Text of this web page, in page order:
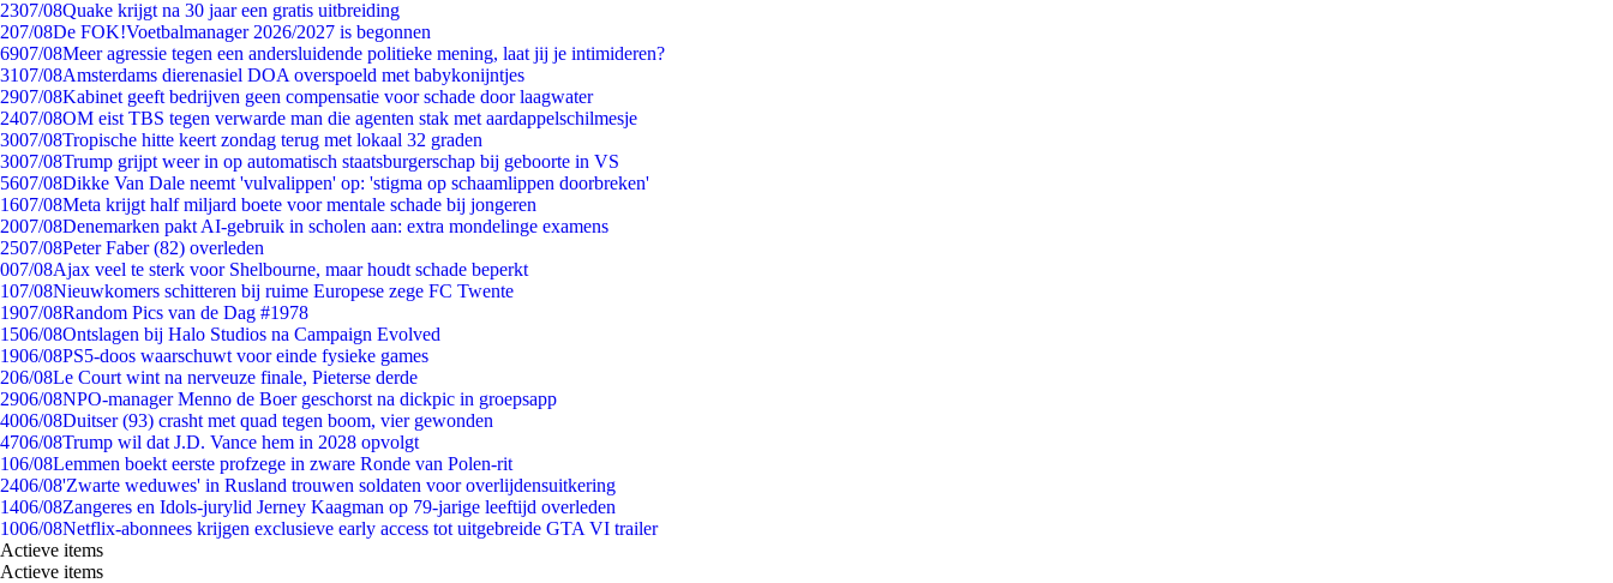
2307/08Quake krijgt na 30 jaar een gratis uitbreiding
207/08De FOK!Voetbalmanager 2026/2027 is begonnen
6907/08Meer agressie tegen een andersluidende politieke mening, laat jij je intimideren?
3107/08Amsterdams dierenasiel DOA overspoeld met babykonijntjes
2907/08Kabinet geeft bedrijven geen compensatie voor schade door laagwater
2407/08OM eist TBS tegen verwarde man die agenten stak met aardappelschilmesje
3007/08Tropische hitte keert zondag terug met lokaal 32 graden
3007/08Trump grijpt weer in op automatisch staatsburgerschap bij geboorte in VS
5607/08Dikke Van Dale neemt 'vulvalippen' op: 'stigma op schaamlippen doorbreken'
1607/08Meta krijgt half miljard boete voor mentale schade bij jongeren
2007/08Denemarken pakt AI-gebruik in scholen aan: extra mondelinge examens
2507/08Peter Faber (82) overleden
007/08Ajax veel te sterk voor Shelbourne, maar houdt schade beperkt
107/08Nieuwkomers schitteren bij ruime Europese zege FC Twente
1907/08Random Pics van de Dag #1978
1506/08Ontslagen bij Halo Studios na Campaign Evolved
1906/08PS5-doos waarschuwt voor einde fysieke games
206/08Le Court wint na nerveuze finale, Pieterse derde
2906/08NPO-manager Menno de Boer geschorst na dickpic in groepsapp
4006/08Duitser (93) crasht met quad tegen boom, vier gewonden
4706/08Trump wil dat J.D. Vance hem in 2028 opvolgt
106/08Lemmen boekt eerste profzege in zware Ronde van Polen-rit
2406/08'Zwarte weduwes' in Rusland trouwen soldaten voor overlijdensuitkering
1406/08Zangeres en Idols-jurylid Jerney Kaagman op 79-jarige leeftijd overleden
1006/08Netflix-abonnees krijgen exclusieve early access tot uitgebreide GTA VI trailer
Actieve items
Actieve items